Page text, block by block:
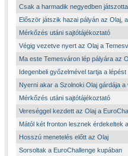
Csak a harmadik negyedben
Először játszik hazai pályán az Olaj,
Mérkőzés utáni sajtótájékoztató
Végig vezetve nyert az Olaj a
Ma este Temesváron lép pályára az
Idegenbeli győzelmével tartja a lépést
Nyerni akar a Szolnoki Olaj gárdája a
Mérkőzés utáni sajtótájékoztató
Vereséggel kezdett az Olaj a
Mától két fronton lesznek érdekeltek
Hosszú menetelés előtt az Olaj
Sorsoltak a EuroChallenge kupában